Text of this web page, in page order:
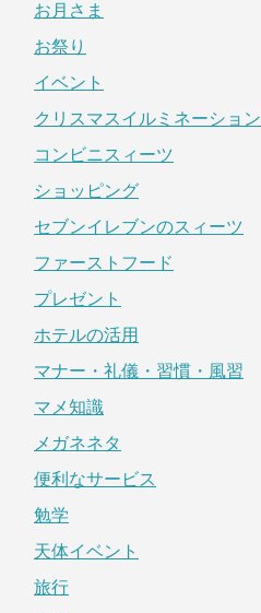
お月さま
お祭り
イベント
クリスマスイルミネーション
コンビニスィーツ
ショッピング
セブンイレブンのスィーツ
ファーストフード
プレゼント
ホテルの活用
マナー・礼儀・習慣・風習
マメ知識
メガネネタ
便利なサービス
勉学
天体イベント
旅行